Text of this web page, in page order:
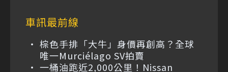
車訊最前線
棕色手排「大牛」身價再創高？全球
唯一Murciélago SV拍賣
一桶油跑近2,000公里！Nissan